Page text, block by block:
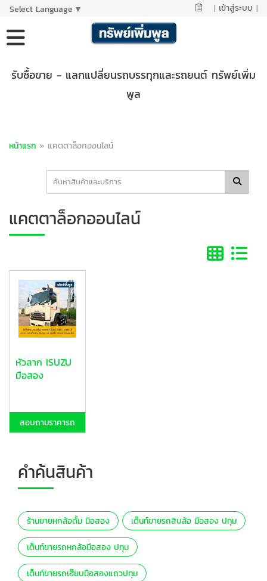
Select Language ▼ | เข้าสู่ระบบ |
รับซื้อขาย - แลกแปลี่ยนรถบรรทุกและรถยนต์ ทรัพย์เพิ่ม
พูล
หน้าแรก » แคตตาล็อกออนไลน์
แคตตาล็อกออนไลน์
หัวลาก ISUZU
มือสอง
สอบถามราคารถ
คำค้นสินค้า
ร้านขายหกล้อดั้ม มือสอง เต็นท์ขายรถสิบล้อ มือสอง ปทุม
เต็นท์ขายรถหกล้อมือสอง ปทุม
เต็นท์ขายรถเฮ๊ยบมือสองแถวปทุม